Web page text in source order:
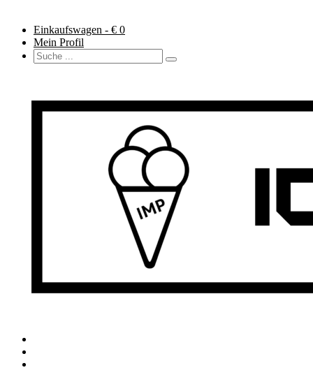
Einkaufswagen - € 0
Mein Profil